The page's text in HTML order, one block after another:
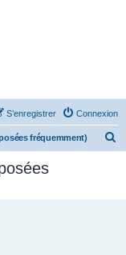
Connexion
S’enregistrer
fréquemment)